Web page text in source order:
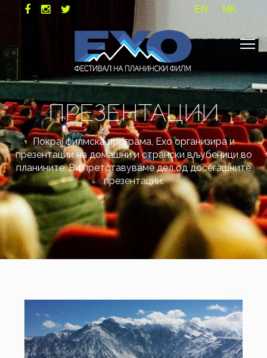
EN MK
ПРЕЗЕНТАЦИИ
Покрај филмска програма, Ехо организира и
презентации на домашни и странски вљубеници во
планините. Ви претставуваме дел од досегашните
презентации: